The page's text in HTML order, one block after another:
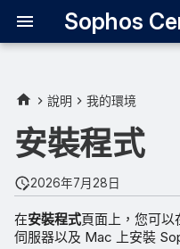
說明 我的環境
安裝程式
2026年7月28日
在安裝程式頁面上，您可
伺服器以及 Mac 上安裝